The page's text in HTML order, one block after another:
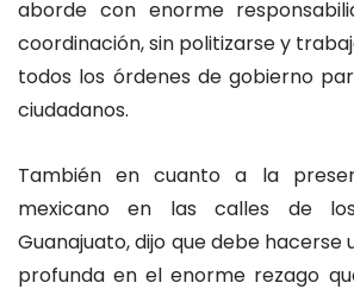
aborde con enorme
coordinación, sin politizarse y
todos los órdenes de gobierno
ciudadanos.
También en cuanto a la
mexicano en las calles de
Guanajuato, dijo que debe
profunda en el enorme rezago